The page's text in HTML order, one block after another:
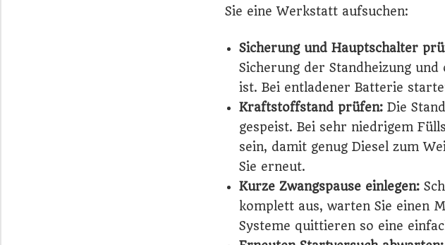
Sie eine Werkstatt aufsuchen:
Sicherung und Hauptschalter
Sicherung der Standheizung
ist. Bei entladener Batterie
Kraftstoffstand prüfen: Die
gespeist. Bei sehr niedrigem
sein, damit genug Diesel zum
Sie erneut.
Kurze Zwangspause einlegen:
komplett aus, warten Sie einen
Systeme quittieren so eine